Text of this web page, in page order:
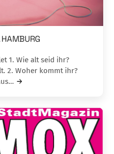
1. Wie alt seid ihr?
2. Woher kommt ihr?